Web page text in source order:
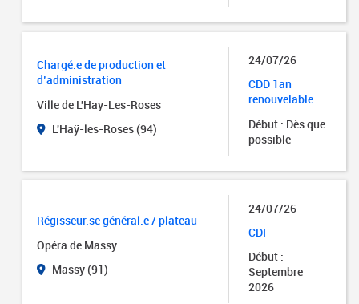
Chargé.e de production et
d’administration
Ville de L'Hay-Les-Roses
L'Haÿ-les-Roses (94)
24/07/26
CDD 1an
renouvelable
Début : Dès que
possible
Régisseur.se général.e / plateau
Opéra de Massy
Massy (91)
24/07/26
CDI
Début :
Septembre
2026